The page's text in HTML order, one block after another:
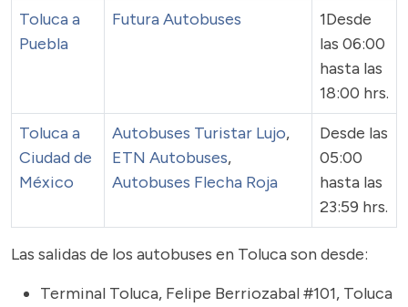
Toluca a
Puebla
Futura Autobuses
1Desde
las 06:00
hasta las
18:00 hrs.
Toluca a
Ciudad de
México
Autobuses Turistar Lujo,
ETN Autobuses,
Autobuses Flecha Roja
Desde las
05:00
hasta las
23:59 hrs.
Las salidas de los autobuses en Toluca son desde:
Terminal Toluca, Felipe Berriozabal #101, Toluca